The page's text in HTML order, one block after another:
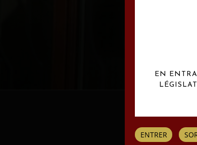
EN
ENTRER